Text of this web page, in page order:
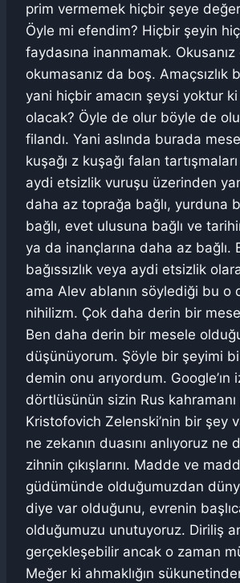
prim vermemek hiçbir şeye
Öyle mi efendim? Hiçbir şeyin
faydasına inanmamak.
okumasanız da boş. Amaçsızlık
yani hiçbir amacın şeysi yoktur
olacak? Öyle de olur böyle de
filandı. Yani aslında burada
kuşağı z kuşağı falan tartışmaları
aydi etsizlik vuruşu üzerinden
daha az toprağa bağlı, yurduna
bağlı, evet ulusuna bağlı ve
ya da inançlarına daha az bağlı.
bağıssızlık veya aydi etsizlik
ama Alev ablanın söylediği bu o
nihilizm. Çok daha derin bir
Ben daha derin bir mesele
düşünüyorum. Şöyle bir şeyimi
demin onu arıyordum. Google’ın
dörtlüsünün sizin Rus
Kristofovich Zelenski’nin bir şey
ne zekanın duasını anlıyoruz ne
zihnin çıkışlarını. Madde ve
güdümünde olduğumuzdan
diye var olduğunu, evrenin
olduğumuzu unutuyoruz. Diriliş
gerçekleşebilir ancak o zaman
Meğer ki ahmaklığın